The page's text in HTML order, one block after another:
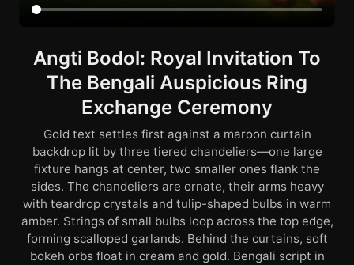
Angti Bodol: Royal Invitation To
The Bengali Auspicious Ring
Exchange Ceremony
Gold text settles first against a maroon curtain
backdrop lit by three tiered chandeliers—one large
fixture hangs at center, two smaller ones flank the
sides. The chandeliers are ornate, their arms heavy
with teardrop crystals and tulip-shaped bulbs in warm
amber. Strings of small bulbs loop across the top edge,
forming scalloped garlands. Behind the curtains, soft
bokeh orbs float in cream and gold. Bengali script in